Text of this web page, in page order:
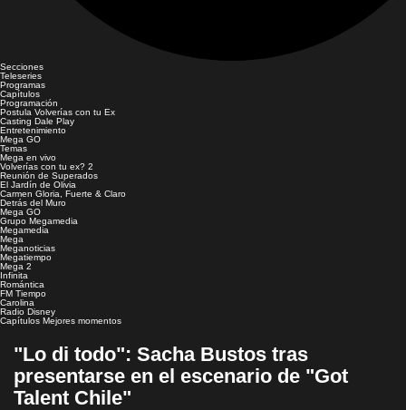
Secciones
Teleseries
Programas
Capítulos
Programación
Postula Volverías con tu Ex
Casting Dale Play
Entretenimiento
Mega GO
Temas
Mega en vivo
Volverías con tu ex? 2
Reunión de Superados
El Jardín de Olivia
Carmen Gloria, Fuerte & Claro
Detrás del Muro
Mega GO
Grupo Megamedia
Megamedia
Mega
Meganoticias
Megatiempo
Mega 2
Infinita
Romántica
FM Tiempo
Carolina
Radio Disney
Capítulos Mejores momentos
"Lo di todo": Sacha Bustos tras
presentarse en el escenario de "Got
Talent Chile"